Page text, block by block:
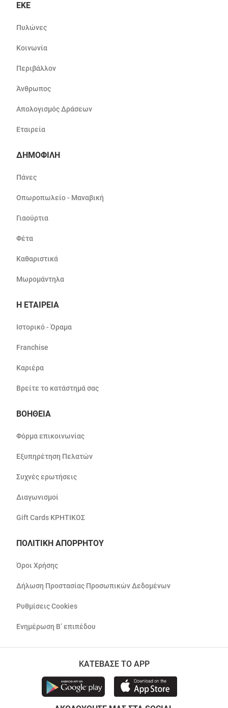
ΕΚΕ
Πυλώνες
Κοινωνία
Περιβάλλον
Άνθρωπος
Απολογισμός Δράσεων
Εταιρεία
ΔΗΜΟΦΙΛΗ
Πάνες
Οπωροπωλείο - Μαναβική
Γιαούρτια
Φέτα
Καθαριστικά
Μωρομάντηλα
Η ΕΤΑΙΡΕΙΑ
Ιστορικό - Όραμα
Franchise
Καριέρα
Βρείτε το κατάστημά σας
ΒΟΗΘΕΙΑ
Φόρμα επικοινωνίας
Εξυπηρέτηση Πελατών
Συχνές ερωτήσεις
Διαγωνισμοί
Gift Cards ΚΡΗΤΙΚΟΣ
ΠΟΛΙΤΙΚΗ ΑΠΟΡΡΗΤΟΥ
Όροι Χρήσης
Δήλωση Προστασίας Προσωπικών Δεδομένων
Ρυθμίσεις Cookies
Ενημέρωση Β’ επιπέδου
ΚΑΤΕΒΑΣΕ ΤΟ APP